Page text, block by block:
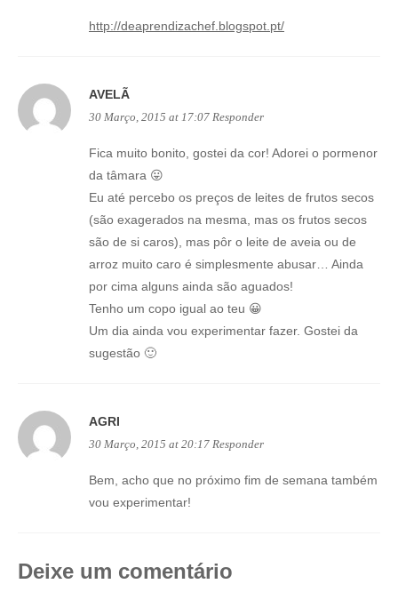
http://deaprendizachef.blogspot.pt/
AVELÃ
30 Março, 2015 at 17:07 Responder
Fica muito bonito, gostei da cor! Adorei o pormenor
da tâmara 😛
Eu até percebo os preços de leites de frutos secos
(são exagerados na mesma, mas os frutos secos
são de si caros), mas pôr o leite de aveia ou de
arroz muito caro é simplesmente abusar… Ainda
por cima alguns ainda são aguados!
Tenho um copo igual ao teu 😀
Um dia ainda vou experimentar fazer. Gostei da
sugestão 🙂
AGRI
30 Março, 2015 at 20:17 Responder
Bem, acho que no próximo fim de semana também
vou experimentar!
Deixe um comentário